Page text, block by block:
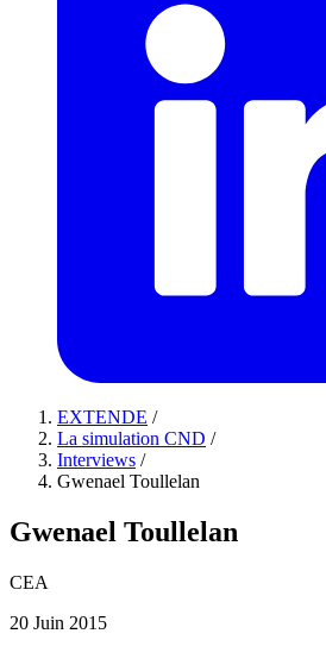
EXTENDE /
La simulation CND /
Interviews /
Gwenael Toullelan
Gwenael Toullelan
CEA
20 Juin 2015